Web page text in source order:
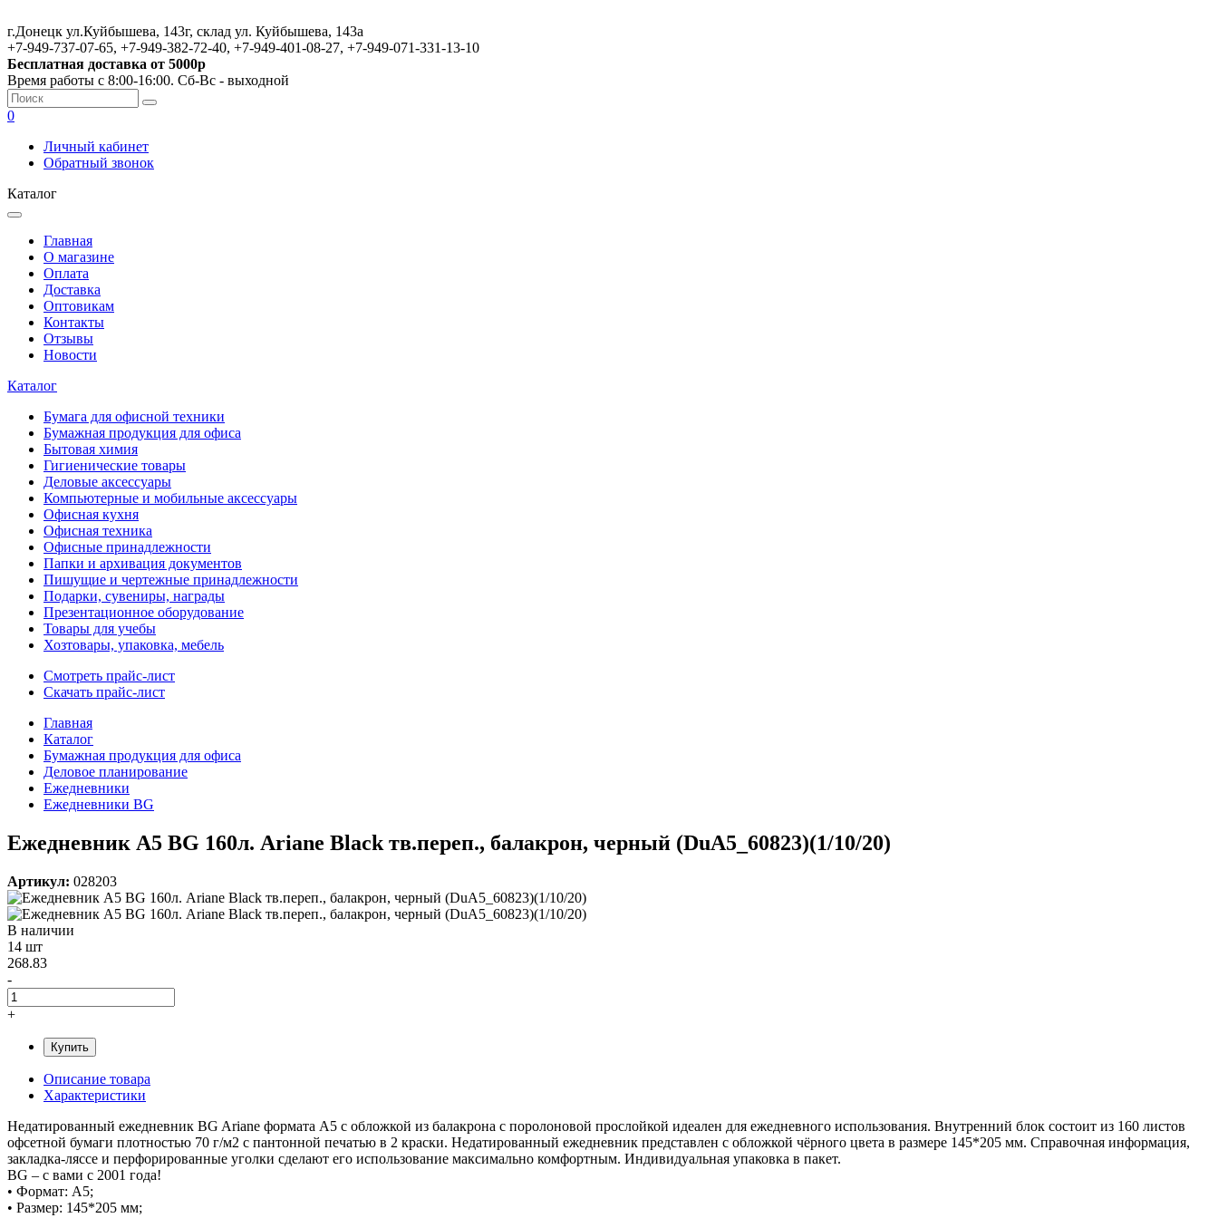
г.Донецк ул.Куйбышева, 143г, склад ул. Куйбышева, 143а
+7-949-737-07-65, +7-949-382-72-40, +7-949-401-08-27, +7-949-071-331-13-10
Бесплатная доставка от 5000р
Время работы с 8:00-16:00. Сб-Вс - выходной
0
Личный кабинет
Обратный звонок
Каталог
Главная
О магазине
Оплата
Доставка
Оптовикам
Контакты
Отзывы
Новости
Каталог
Бумага для офисной техники
Бумажная продукция для офиса
Бытовая химия
Гигиенические товары
Деловые аксессуары
Компьютерные и мобильные аксессуары
Офисная кухня
Офисная техника
Офисные принадлежности
Папки и архивация документов
Пишущие и чертежные принадлежности
Подарки, сувениры, награды
Презентационное оборудование
Товары для учебы
Хозтовары, упаковка, мебель
Смотреть прайс-лист
Скачать прайс-лист
Главная
Каталог
Бумажная продукция для офиса
Деловое планирование
Ежедневники
Ежедневники BG
Ежедневник А5 BG 160л. Ariane Black тв.переп., балакрон, черный (DuA5_60823)(1/10/20)
Артикул: 028203
В наличии
14 шт
268.83
-
+
Купить
Описание товара
Характеристики
Недатированный ежедневник BG Ariane формата А5 с обложкой из балакрона с поролоновой прослойкой идеален для ежедневного использования. Внутренний блок состоит из 160 листов
офсетной бумаги плотностью 70 г/м2 с пантонной печатью в 2 краски. Недатированный ежедневник представлен с обложкой чёрного цвета в размере 145*205 мм. Справочная информация,
закладка-ляссе и перфорированные уголки сделают его использование максимально комфортным. Индивидуальная упаковка в пакет.
BG – с вами с 2001 года!
• Формат: A5;
• Размер: 145*205 мм;